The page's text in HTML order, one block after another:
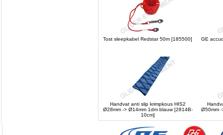
Tost sleepkabel Redstar 50m [185500] GE
Handvat anti slip krimpkous HIS2
Ø28mm -> Ø14mm 1dm blauw [2814B-
10cm]
Ø50mm -